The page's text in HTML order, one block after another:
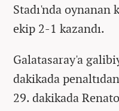
Stadı'nda oynanan
ekip 2-1 kazandı.
Galatasaray'a
dakikada
29. dakikada